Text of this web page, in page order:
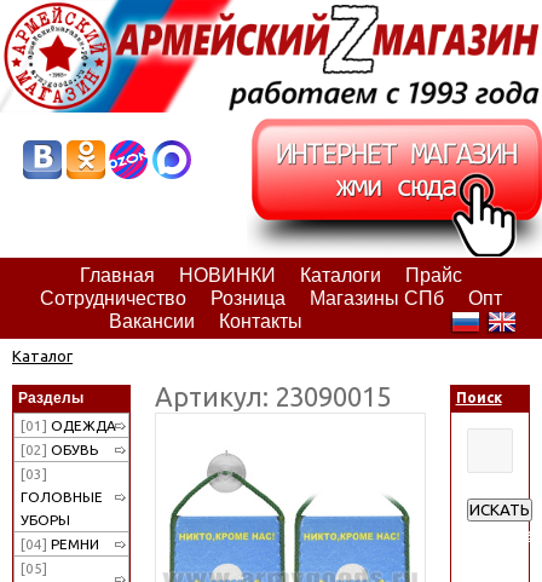
Главная НОВИНКИ Каталоги
Прайс
Сотрудничество
Розница Магазины СПб
Опт
Вакансии
Контакты
Каталог
Разделы
[01] ОДЕЖДА
[02] ОБУВЬ
[03]
ГОЛОВНЫЕ
УБОРЫ
[04] РЕМНИ
[05]
Артикул: 23090015 Поиск
ИСКАТЬ